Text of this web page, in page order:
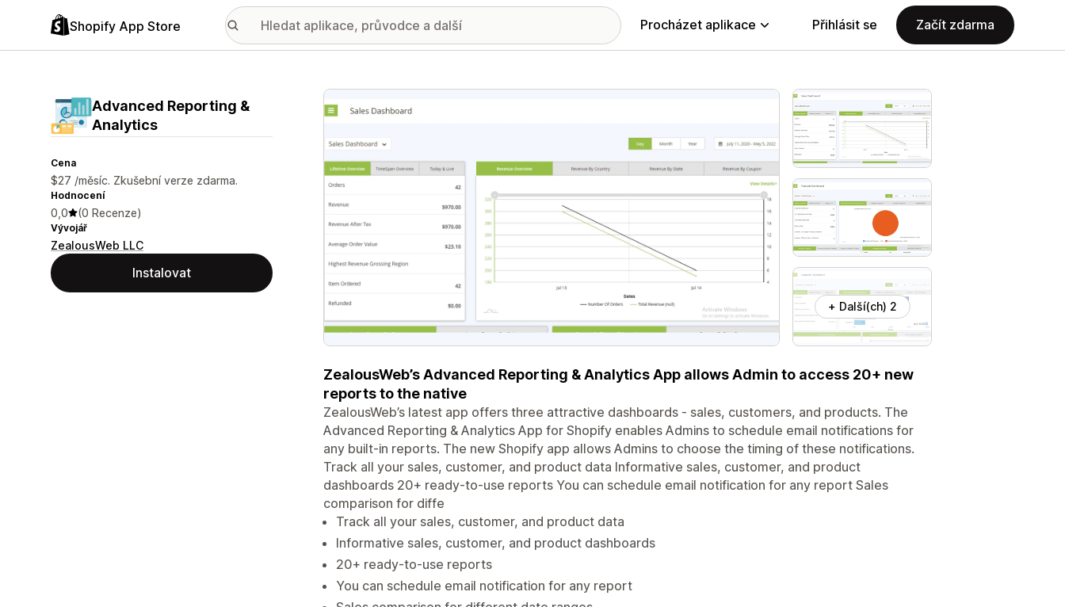
Shopify App Store Procházet aplikace Přihlásit se Začít zdarma
Advanced Reporting &
Analytics
Cena
$27 /měsíc. Zkušební verze zdarma.
Hodnocení
0,0 (0 Recenze)
Vývojář
ZealousWeb LLC
Instalovat
Galerie propagovaných obrázků
+ Další(ch) 2
ZealousWeb’s Advanced Reporting & Analytics App allows Admin to access 20+ new
reports to the native
ZealousWeb’s latest app offers three attractive dashboards - sales, customers, and products. The
Advanced Reporting & Analytics App for Shopify enables Admins to schedule email notifications for
any built-in reports. The new Shopify app allows Admins to choose the timing of these notifications.
Track all your sales, customer, and product data Informative sales, customer, and product
dashboards 20+ ready-to-use reports You can schedule email notification for any report Sales
comparison for diffe
Track all your sales, customer, and product data
Informative sales, customer, and product dashboards
20+ ready-to-use reports
You can schedule email notification for any report